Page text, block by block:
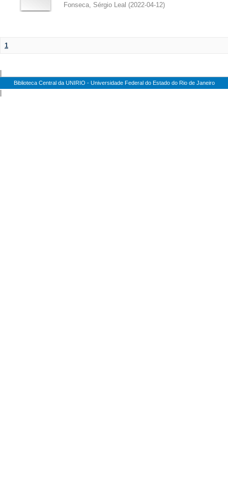
Fonseca, Sérgio Leal (2022-04-12)
1
Biblioteca Central da UNIRIO - Universidade Federal do Estado do Rio de Janeiro